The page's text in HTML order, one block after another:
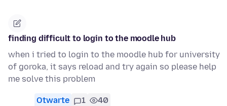
finding difficult to login to the moodle hub
when i tried to login to the moodle hub for university
of goroka, it says reload and try again so please help
me solve this problem
Otwarte 1 40